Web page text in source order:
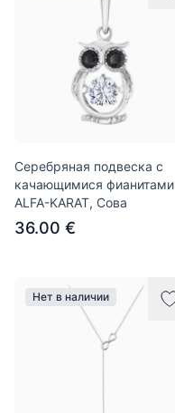
Серебряная подвеска с
качающимися фианитами
ALFA-KARAT, Сова
36.00 €
Нет в наличии